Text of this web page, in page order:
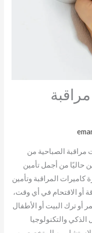
مراقبة الصباحية من
حاليًا من أجمل تأمين
المراقبة وتأمين
أو الاقتحام في أي وقت،
أو ترك البيت أو الأطفال
والتكنولوجيا